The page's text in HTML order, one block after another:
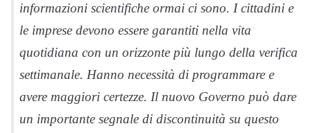
informazioni scientifiche ormai ci sono. I cittadini e
le imprese devono essere garantiti nella vita
quotidiana con un orizzonte più lungo della verifica
settimanale. Hanno necessità di programmare e
avere maggiori certezze. Il nuovo Governo può dare
un importante segnale di discontinuità su questo